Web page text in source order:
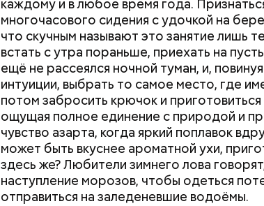
каждому и в любое время года.
многочасового сидения с удочкой на
что скучным называют это занятие лишь
встать с утра пораньше, приехать на
ещё не рассеялся ночной туман, и,
интуиции, выбрать то самое место, где
потом забросить крючок и
ощущая полное единение с природой и
чувство азарта, когда яркий поплавок
может быть вкуснее ароматной ухи,
здесь же? Любители зимнего лова
наступление морозов, чтобы одеться
отправиться на заледеневшие водоёмы.